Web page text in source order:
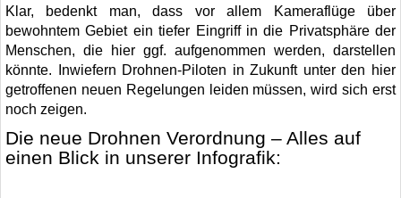
Klar, bedenkt man, dass vor allem Kameraflüge über
bewohntem Gebiet ein tiefer Eingriff in die Privatsphäre der
Menschen, die hier ggf. aufgenommen werden, darstellen
könnte. Inwiefern Drohnen-Piloten in Zukunft unter den hier
getroffenen neuen Regelungen leiden müssen, wird sich erst
noch zeigen.
Die neue Drohnen Verordnung – Alles auf
einen Blick in unserer Infografik: